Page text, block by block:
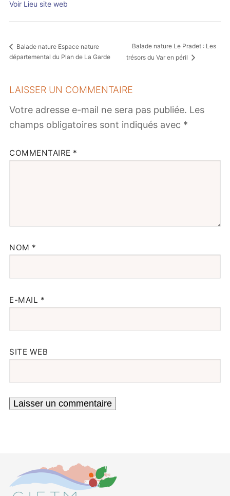
Voir Lieu site web
Balade nature Espace nature
départemental du Plan de La Garde
Balade nature Le Pradet : Les
trésors du Var en péril
LAISSER UN COMMENTAIRE
Votre adresse e-mail ne sera pas publiée. Les
champs obligatoires sont indiqués avec *
COMMENTAIRE *
NOM *
E-MAIL *
SITE WEB